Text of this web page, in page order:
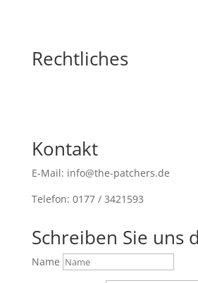
Rechtliches
Kontakt
E-Mail: info@the-patchers.de
Telefon: 0177 / 3421593
Schreiben Sie uns
Name